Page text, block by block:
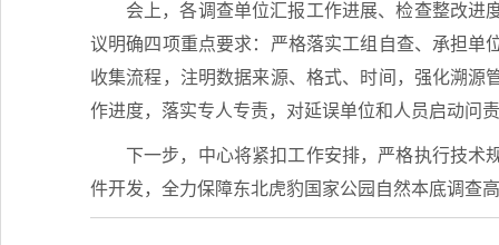
会上，各调查单位汇报工作进展、检查整改进
议明确四项重点要求：严格落实工组自查、承担单
收集流程，注明数据来源、格式、时间，强化溯
作进度，落实专人专责，对延误单位和人员启动问
下一步，中心将紧扣工作安排，严格执行技术
件开发，全力保障东北虎豹国家公园自然本底调查